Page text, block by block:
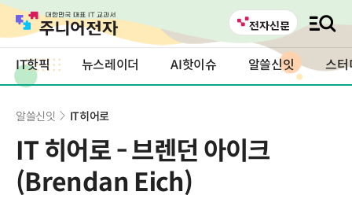
IT핫픽 뉴스레이더 AI핫이슈 알쓸신잇 스터
알쓸신잇 IT히어로
IT 히어로 - 브렌던 아이크
(Brendan Eich)